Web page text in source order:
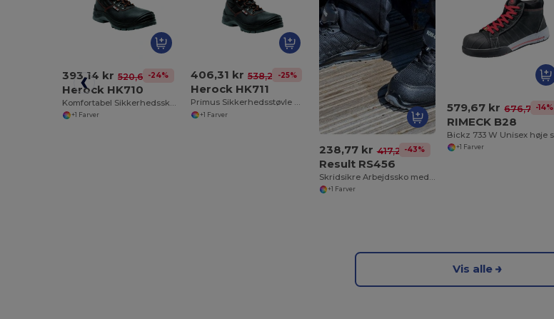
393,14 kr 520,67 kr
-24%
Herock HK710
+1 Farver
406,31 kr 538,20 kr
-25%
Herock HK711
Primus Sikkerhedsstøvle med Komposit Tåkappe
+1 Farver
238,77 kr 417,22 kr
-43%
Result RS456
Skridsikre Arbejdssko med Stålsnude og Olieresistens
+1 Farver
579,67 kr 676,72 kr
-14%
RIMECK B28
+1 Farver
Vis alle